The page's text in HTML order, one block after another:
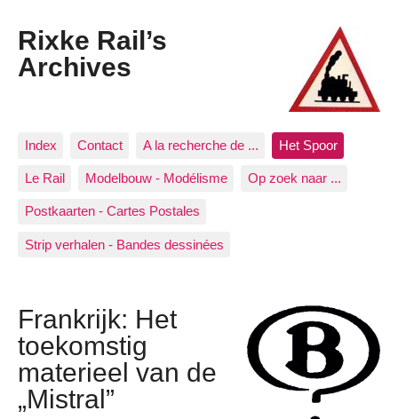
Rixke Rail’s
Archives
Index Contact A la recherche de ... Het Spoor
Le Rail Modelbouw - Modélisme Op zoek naar ...
Postkaarten - Cartes Postales
Strip verhalen - Bandes dessinées
Frankrijk: Het
toekomstig
materieel van de
„Mistral”